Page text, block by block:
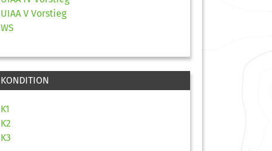
UIAA V Vorstieg
WS
KONDITION
K1
K2
K3